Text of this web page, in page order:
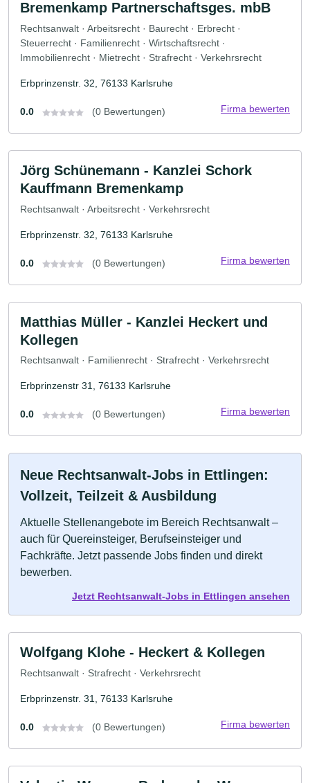
Bremenkamp Partnerschaftsges. mbB
Rechtsanwalt · Arbeitsrecht · Baurecht · Erbrecht ·
Steuerrecht · Familienrecht · Wirtschaftsrecht ·
Immobilienrecht · Mietrecht · Strafrecht · Verkehrsrecht
Erbprinzenstr. 32, 76133 Karlsruhe
0.0 (0 Bewertungen) Firma bewerten
Jörg Schünemann - Kanzlei Schork
Kauffmann Bremenkamp
Rechtsanwalt · Arbeitsrecht · Verkehrsrecht
Erbprinzenstr. 32, 76133 Karlsruhe
0.0 (0 Bewertungen) Firma bewerten
Matthias Müller - Kanzlei Heckert und
Kollegen
Rechtsanwalt · Familienrecht · Strafrecht · Verkehrsrecht
Erbprinzenstr 31, 76133 Karlsruhe
0.0 (0 Bewertungen) Firma bewerten
Neue Rechtsanwalt-Jobs in Ettlingen:
Vollzeit, Teilzeit & Ausbildung
Aktuelle Stellenangebote im Bereich Rechtsanwalt –
auch für Quereinsteiger, Berufseinsteiger und
Fachkräfte. Jetzt passende Jobs finden und direkt
bewerben.
Jetzt Rechtsanwalt-Jobs in Ettlingen ansehen
Wolfgang Klohe - Heckert & Kollegen
Rechtsanwalt · Strafrecht · Verkehrsrecht
Erbprinzenstr. 31, 76133 Karlsruhe
0.0 (0 Bewertungen) Firma bewerten